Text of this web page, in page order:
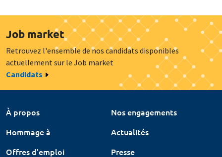
Job market
Retrouvez l'ensemble de nos candidats disponibles
actuellement sur le Job market
Candidats
À propos
Nos engagements
Hommage à
Actualités
Offres d'emploi
Presse